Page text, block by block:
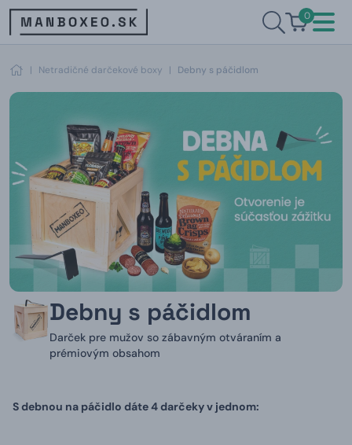
0
| Netradičné darčekové boxy | Debny s páčidlom
Debny s páčidlom
Darček pre mužov so zábavným otváraním a
prémiovým obsahom
S debnou na páčidlo dáte 4 darčeky v jednom: